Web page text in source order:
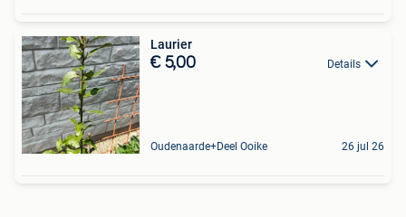
Laurier
€ 5,00 Details
Oudenaarde+Deel Ooike 26 jul 26